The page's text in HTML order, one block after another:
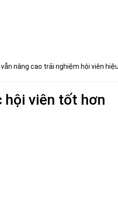
nâng cao trải nghiệm hội viên hiệu
hội viên tốt hơn